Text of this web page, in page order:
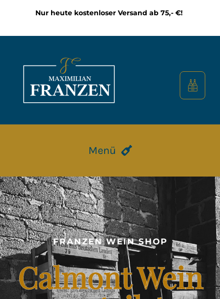
Nur heute kostenloser Versand ab 75,- €!
Menü
HOME
CALMONT WEINBERG
SHOP – FRANZEN WEIN VOM STEILSTEN WEINBERG
EUROPAS
BLOG – CALMONT WINE
FRANZEN WEIN SHOP
Calmont Wein